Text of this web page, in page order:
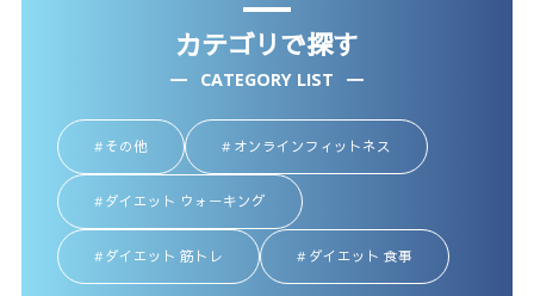
カテゴリで探す
CATEGORY LIST
その他 オンラインフィットネス
ダイエット ウォーキング
ダイエット 筋トレ ダイエット 食事